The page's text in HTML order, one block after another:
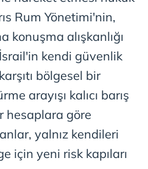
olan çerezler bilgi
amacıyla
sitemizin daha işlevsel
ve sizlere yönelik
yapılması, amaçlarıyla
kullanılacaktır.
aşağıda yer alan panel
Çerezlere ilişkin detaylı bilgi
Çerez Bilgilendirme
Rum Yönetimi'nin,
konuşma alışkanlığı
kendi güvenlik
bölgesel bir
arayışı kalıcı barış
hesaplara göre
yalnız kendileri
için yeni risk kapıları